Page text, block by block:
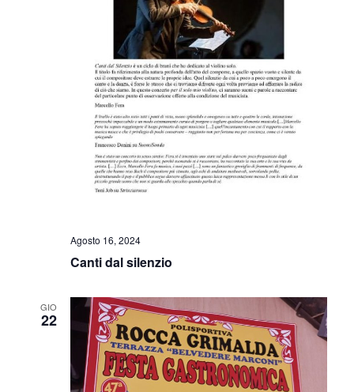
Agosto 16, 2024
Canti dal silenzio
GIO
22